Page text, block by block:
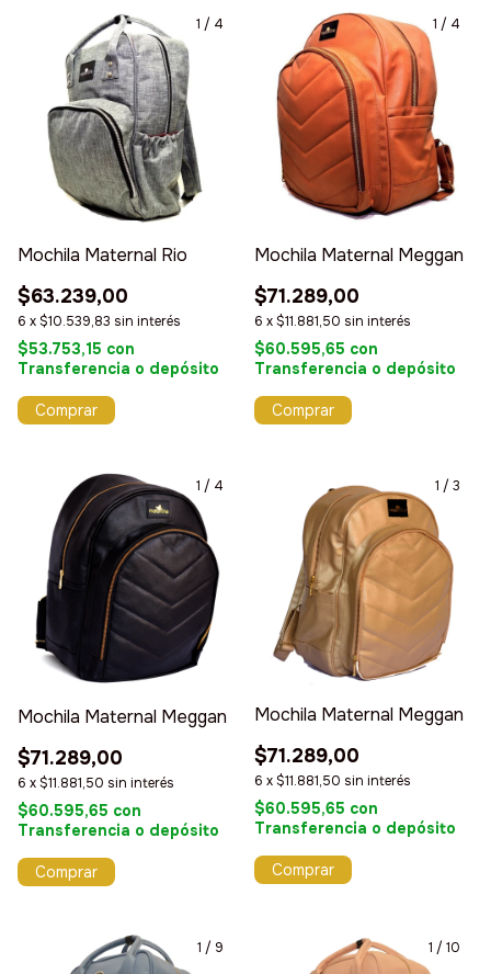
1 / 4
Mochila Maternal Rio
$63.239,00
6 x$10.539,83 sin interés
$53.753,15 con
Transferencia o depósito
Comprar
1 / 4
Mochila Maternal Meggan
$71.289,00
6 x$11.881,50 sin interés
$60.595,65 con
Transferencia o depósito
Comprar
1 / 4
Mochila Maternal Meggan
$71.289,00
6 x$11.881,50 sin interés
$60.595,65 con
Transferencia o depósito
Comprar
1 / 3
Mochila Maternal Meggan
$71.289,00
6 x$11.881,50 sin interés
$60.595,65 con
Transferencia o depósito
Comprar
1 / 9 1 / 10